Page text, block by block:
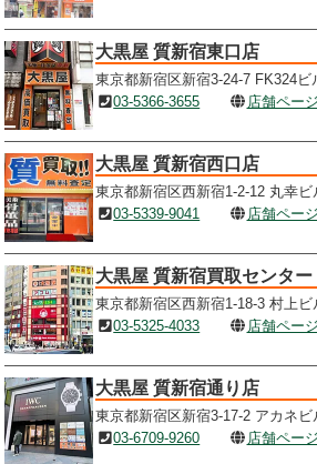
大黒屋 質新宿東口店
東京都新宿区新宿3-24-7 FK324ビ
03-5366-3655
店舗ペー
大黒屋 質新宿西口店
東京都新宿区西新宿1-2-12 丸幸ビ
03-5339-9041
店舗ペー
大黒屋 質新宿買取センター
東京都新宿区西新宿1-18-3 村上ビ
03-5325-4033
店舗ペー
大黒屋 質新宿通り店
東京都新宿区新宿3-17-2 アカネビ
03-6709-9260
店舗ペー